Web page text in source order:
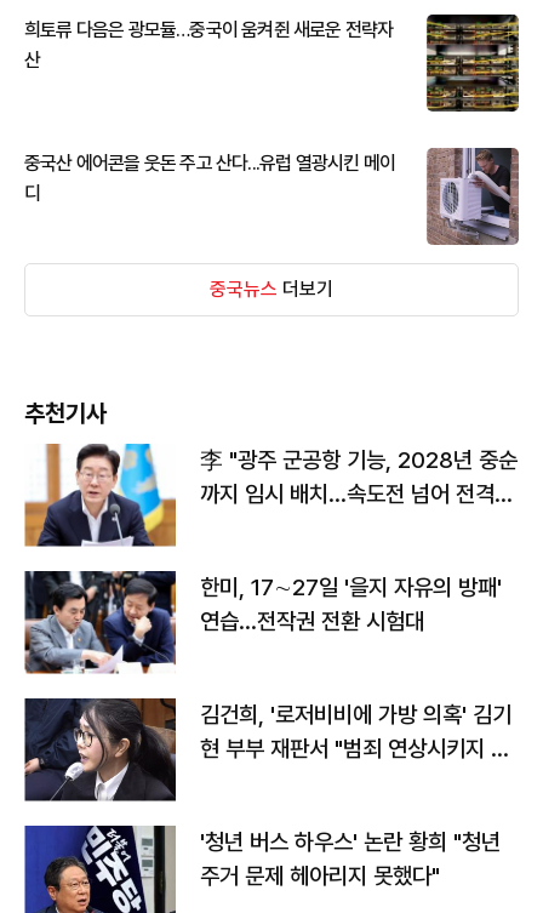
희토류 다음은 광모듈…중국이 움켜쥔 새로운 전략자
산
중국산 에어콘을 웃돈 주고 산다...유럽 열광시킨 메이
디
중국뉴스 더보기
추천기사
李 "광주 군공항 기능, 2028년 중순
까지 임시 배치…속도전 넘어 전격
한미, 17∼27일 '을지 자유의 방패'
연습…전작권 전환 시험대
김건희, '로저비비에 가방 의혹' 김기
현 부부 재판서 "범죄 연상시키지 말
'청년 버스 하우스' 논란 황희 "청년
주거 문제 헤아리지 못했다"